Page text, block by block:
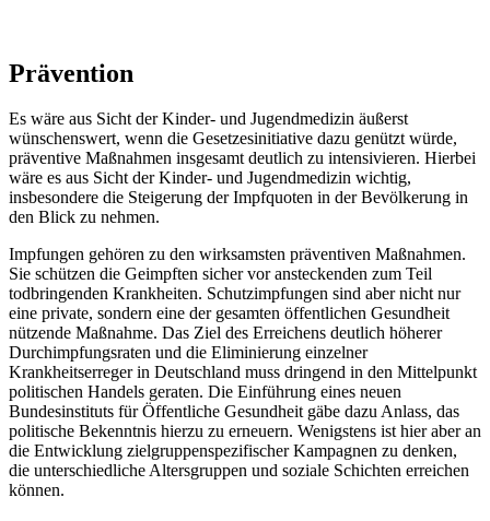
Prävention
Es wäre aus Sicht der Kinder- und Jugendmedizin äußerst
wünschenswert, wenn die Gesetzesinitiative dazu genützt würde,
präventive Maßnahmen insgesamt deutlich zu intensivieren. Hierbei
wäre es aus Sicht der Kinder- und Jugendmedizin wichtig,
insbesondere die Steigerung der Impfquoten in der Bevölkerung in
den Blick zu nehmen.
Impfungen gehören zu den wirksamsten präventiven Maßnahmen.
Sie schützen die Geimpften sicher vor ansteckenden zum Teil
todbringenden Krankheiten. Schutzimpfungen sind aber nicht nur
eine private, sondern eine der gesamten öffentlichen Gesundheit
nützende Maßnahme. Das Ziel des Erreichens deutlich höherer
Durchimpfungsraten und die Eliminierung einzelner
Krankheitserreger in Deutschland muss dringend in den Mittelpunkt
politischen Handels geraten. Die Einführung eines neuen
Bundesinstituts für Öffentliche Gesundheit gäbe dazu Anlass, das
politische Bekenntnis hierzu zu erneuern. Wenigstens ist hier aber an
die Entwicklung zielgruppenspezifischer Kampagnen zu denken,
die unterschiedliche Altersgruppen und soziale Schichten erreichen
können.